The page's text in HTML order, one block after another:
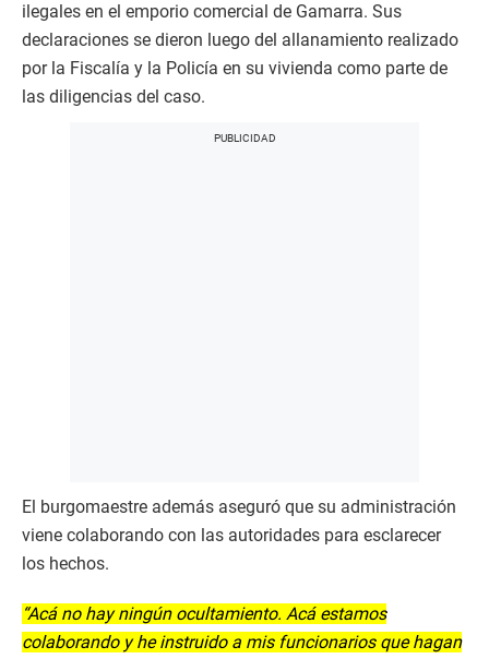
ilegales en el emporio comercial de Gamarra. Sus
declaraciones se dieron luego del allanamiento realizado
por la Fiscalía y la Policía en su vivienda como parte de
las diligencias del caso.
El burgomaestre además aseguró que su administración
viene colaborando con las autoridades para esclarecer
los hechos.
“Acá no hay ningún ocultamiento. Acá estamos
colaborando y he instruido a mis funcionarios que hagan